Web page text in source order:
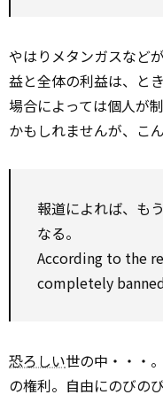
やはりメタンガスなど
益と全体の利益は、と
場合によっては個人が
かもしれませんが、こ
報道によれば、も
なる。
According to the
completely
恐ろしい世の中・・・
の権利。自由にのびの